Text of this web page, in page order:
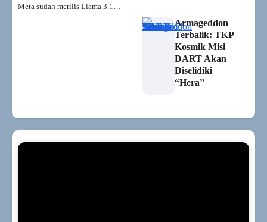
Meta sudah merilis Llama 3.1…
Armageddon
Terbalik: TKP
Kosmik Misi
DART Akan
Diselidiki
“Hera”